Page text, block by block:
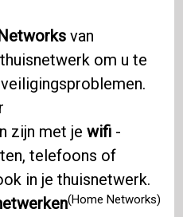
van
om u te
zijn met jewifi -
telefoons of
in je thuisnetwerk.
(Home Networks)